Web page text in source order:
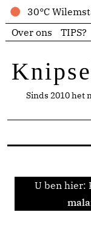
30°C
Over ons
TIPS?
Sinds 2010 het
U ben hier: